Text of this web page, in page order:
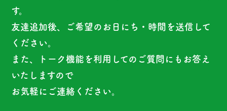
す。
友達追加後、ご希望のお日にち・時間を送信して
ください。
また、トーク機能を利用してのご質問にもお答え
いたしますので
お気軽にご連絡ください。